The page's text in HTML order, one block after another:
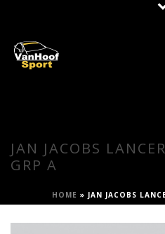
JAN JACOBS
GRP A
HOME » JAN JACOBS